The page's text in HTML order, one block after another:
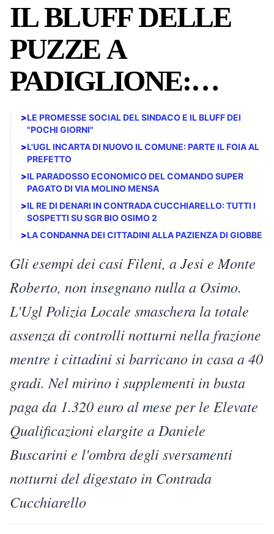
IL BLUFF DELLE
PUZZE A
PADIGLIONE:
GLORIO
PROMETTE
MIRACOLI, L'UGL
VA DAL PREFETTO
E "OSIMO OGGI"
SVELA IL CASO
POSSIBILE DI SGR
BIO OSIMO 2
>LE PROMESSE SOCIAL DEL SINDACO E IL BLUFF DEI
"POCHI GIORNI"
>L'UGL INCARTA DI NUOVO IL COMUNE: PARTE IL FOIA AL
PREFETTO
>IL PARADOSSO ECONOMICO DEL COMANDO SUPER
PAGATO DI VIA MOLINO MENSA
>IL RE DI DENARI IN CONTRADA CUCCHIARELLO: TUTTI I
SOSPETTI SU SGR BIO OSIMO 2
>LA CONDANNA DEI CITTADINI ALLA PAZIENZA DI GIOBBE
Gli esempi dei casi Fileni, a Jesi e Monte
Roberto, non insegnano nulla a Osimo.
L'Ugl Polizia Locale smaschera la totale
assenza di controlli notturni nella frazione
mentre i cittadini si barricano in casa a 40
gradi. Nel mirino i supplementi in busta
paga da 1.320 euro al mese per le Elevate
Qualificazioni elargite a Daniele
Buscarini e l'ombra degli sversamenti
notturni del digestato in Contrada
Cucchiarello